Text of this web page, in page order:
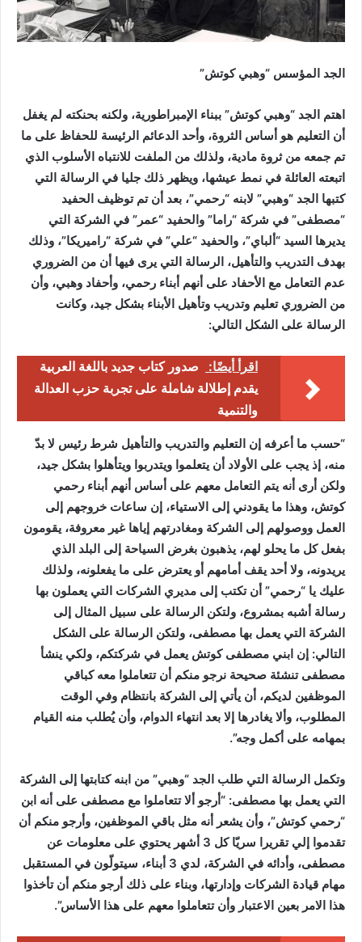
الجد المؤسس “وهبي كوتش”
اهتم الجد “وهبي كوتش” ببناء الإمبراطورية، ولكنه بحنكته لم يغفل
أن التعليم هو أساس الثروة، وأحد الدعائم الرئيسة للحفاظ على ما
تم جمعه من ثروة مادية، ولذلك من الملفت للانتباه الأسلوب الذي
اتبعته العائلة في نمط عيشها، ويظهر ذلك جليا في الرسالة التي
كتبها الجد “وهبي” لابنه “رحمي”، بعد أن تم توظيف الحفيد
“مصطفى” في شركة “راما” والحفيد “عمر” في الشركة التي
يديرها السيد “ألباي”، والحفيد “علي” في شركة “راميريكا”، وذلك
بهدف التدريب والتأهيل، الرسالة التي يرى فيها أن من الضروري
عدم التعامل مع الأحفاد على أنهم أبناء رحمي، وأحفاد وهبي، وأن
من الضروري تعليم وتدريب وتأهيل الأبناء بشكل جيد، وكانت
الرسالة على الشكل التالي:
اقرأ أيضًا:
صدور كتاب جديد باللغة العربية
يقدم إطلالة شاملة على تجربة حزب العدالة
والتنمية
“حسب ما أعرفه إن التعليم والتدريب والتأهيل شرط رئيس لا بدّ
منه، إذ يجب على الأولاد أن يتعلموا ويتدربوا ويتأهلوا بشكل جيد،
ولكن أرى أنه يتم التعامل معهم على أساس أنهم أبناء رحمي
كوتش، وهذا ما يقودني إلى الاستياء، إن ساعات خروجهم إلى
العمل ووصولهم إلى الشركة ومغادرتهم إياها غير معروفة، يقومون
بفعل كل ما يحلو لهم، يذهبون بغرض السياحة إلى البلد الذي
يريدونه، ولا أحد يقف أمامهم أو يعترض على ما يفعلونه، ولذلك
عليك يا “رحمي” أن تكتب إلى مديري الشركات التي يعملون بها
رسالة أشبه بمشروع، ولتكن الرسالة على سبيل المثال إلى
الشركة التي يعمل بها مصطفى، ولتكن الرسالة على الشكل
التالي: إن ابني مصطفى كوتش يعمل في شركتكم، ولكي ينشأ
مصطفى تنشئة صحيحة نرجو منكم أن تتعاملوا معه كباقي
الموظفين لديكم، أن يأتي إلى الشركة بانتظام وفي الوقت
المطلوب، وألا يغادرها إلا بعد انتهاء الدوام، وأن يُطلب منه القيام
بمهامه على أكمل وجه”.
وتكمل الرسالة التي طلب الجد “وهبي” من ابنه كتابتها إلى الشركة
التي يعمل بها مصطفى: “أرجو ألا تتعاملوا مع مصطفى على أنه ابن
“رحمي كوتش”، وأن يشعر أنه مثل باقي الموظفين، وأرجو منكم أن
تقدموا إلي تقريرا سريّا كل 3 أشهر يحتوي على معلومات عن
مصطفى، وأدائه في الشركة، لدي 3 أبناء، سيتولّون في المستقبل
مهام قيادة الشركات وإدارتها، وبناء على ذلك أرجو منكم أن تأخذوا
هذا الامر بعين الاعتبار وأن تتعاملوا معهم على هذا الأساس”.